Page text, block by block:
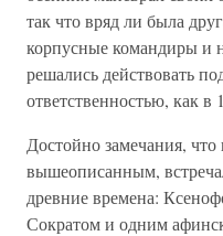
так что вряд ли была
корпусные командиры и
решались действовать
ответственностью, как в
Достойно замечания,
вышеописанным,
древние времена:
Сократом и одним